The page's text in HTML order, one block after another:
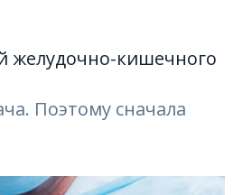
желудочно-кишечного
Поэтому сначала